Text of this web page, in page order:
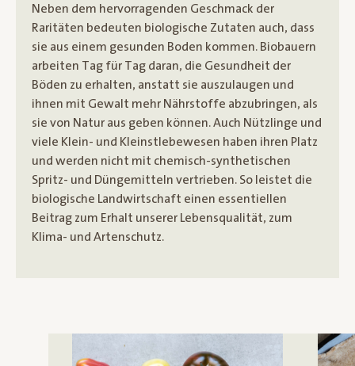
Neben dem hervorragenden Geschmack der
Raritäten bedeuten biologische Zutaten auch, dass
sie aus einem gesunden Boden kommen. Biobauern
arbeiten Tag für Tag daran, die Gesundheit der
Böden zu erhalten, anstatt sie auszulaugen und
ihnen mit Gewalt mehr Nährstoffe abzubringen, als
sie von Natur aus geben können. Auch Nützlinge und
viele Klein- und Kleinstlebewesen haben ihren Platz
und werden nicht mit chemisch-synthetischen
Spritz- und Düngemitteln vertrieben. So leistet die
biologische Landwirtschaft einen essentiellen
Beitrag zum Erhalt unserer Lebensqualität, zum
Klima- und Artenschutz.